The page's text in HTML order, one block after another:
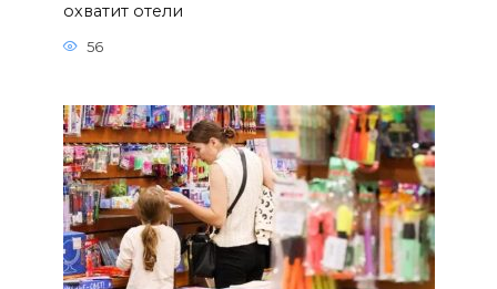
охватит отели
56